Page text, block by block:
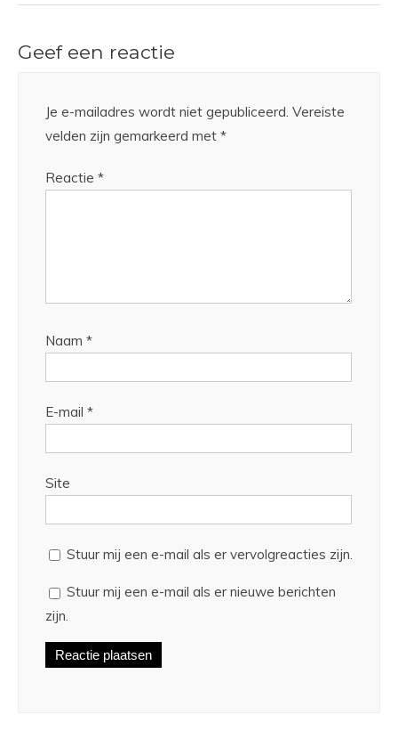
Geef een reactie
Je e-mailadres wordt niet gepubliceerd. Vereiste
velden zijn gemarkeerd met *
Reactie *
Naam *
E-mail *
Site
Stuur mij een e-mail als er vervolgreacties zijn.
Stuur mij een e-mail als er nieuwe berichten
zijn.